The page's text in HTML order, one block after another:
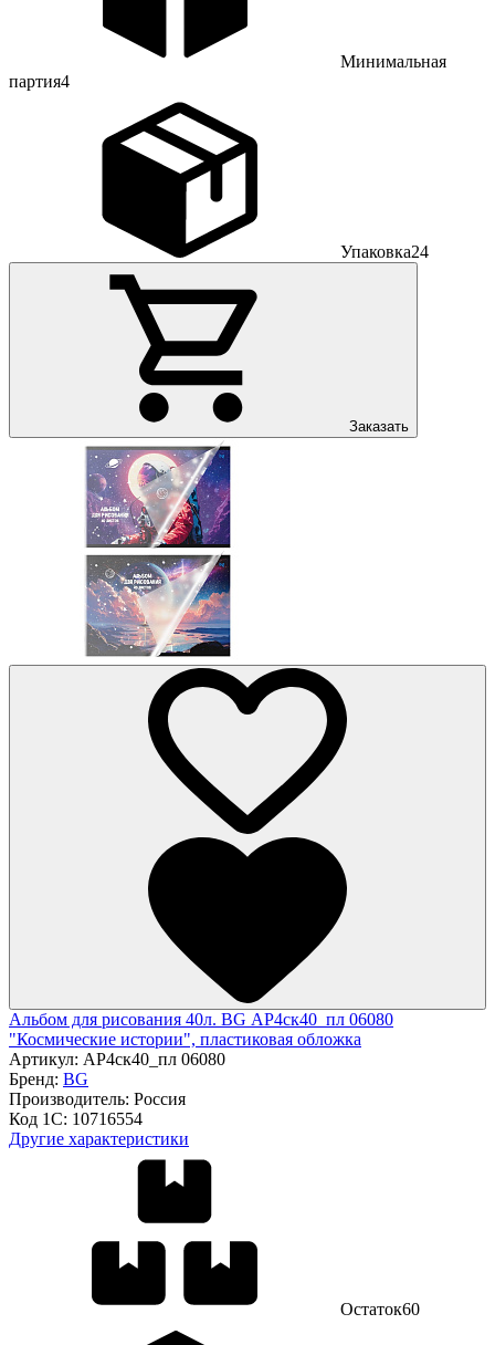
Минимальная
партия4
Упаковка24
Заказать
Альбом для рисования 40л. BG АР4ск40_пл 06080
"Космические истории", пластиковая обложка
Артикул: АР4ск40_пл 06080
Бренд: BG
Производитель: Россия
Код 1С: 10716554
Другие характеристики
Остаток60